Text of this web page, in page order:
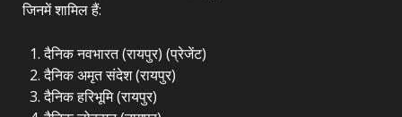
जिनमें शामिल हैं:
दैनिक नवभारत (रायपुर) (प्रेजेंट)
दैनिक अमृत संदेश (रायपुर)
दैनिक हरिभूमि (रायपुर)